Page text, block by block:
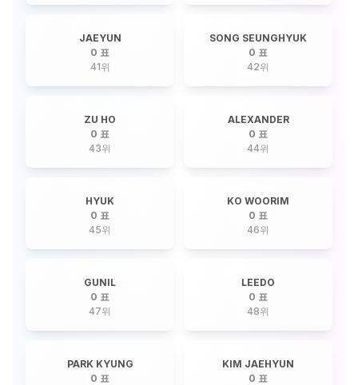
JAEYUN
0 표
41위
SONG SEUNGHYUK
0 표
42위
ZU HO
0 표
43위
ALEXANDER
0 표
44위
HYUK
0 표
45위
KO WOORIM
0 표
46위
GUNIL
0 표
47위
LEEDO
0 표
48위
PARK KYUNG
0 표
KIM JAEHYUN
0 표